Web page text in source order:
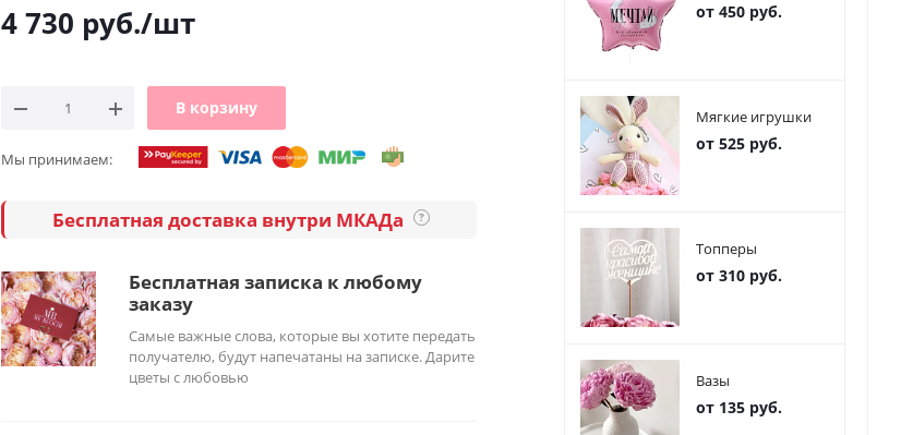
4 730 руб./шт
В корзину
Мы принимаем:
Бесплатная доставка внутри МКАДа ?
Бесплатная записка к любому
заказу
Самые важные слова, которые вы хотите передать
получателю, будут напечатаны на записке. Дарите
цветы с любовью
от 450 руб.
Мягкие игрушки
от 525 руб.
Топперы
от 310 руб.
Вазы
от 135 руб.